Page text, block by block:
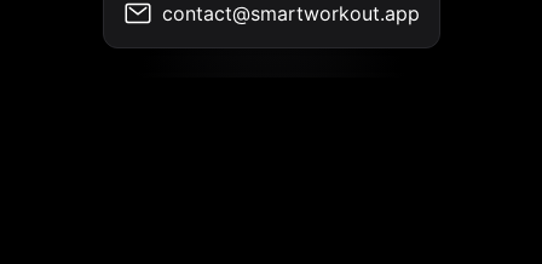
contact@smartworkout.app